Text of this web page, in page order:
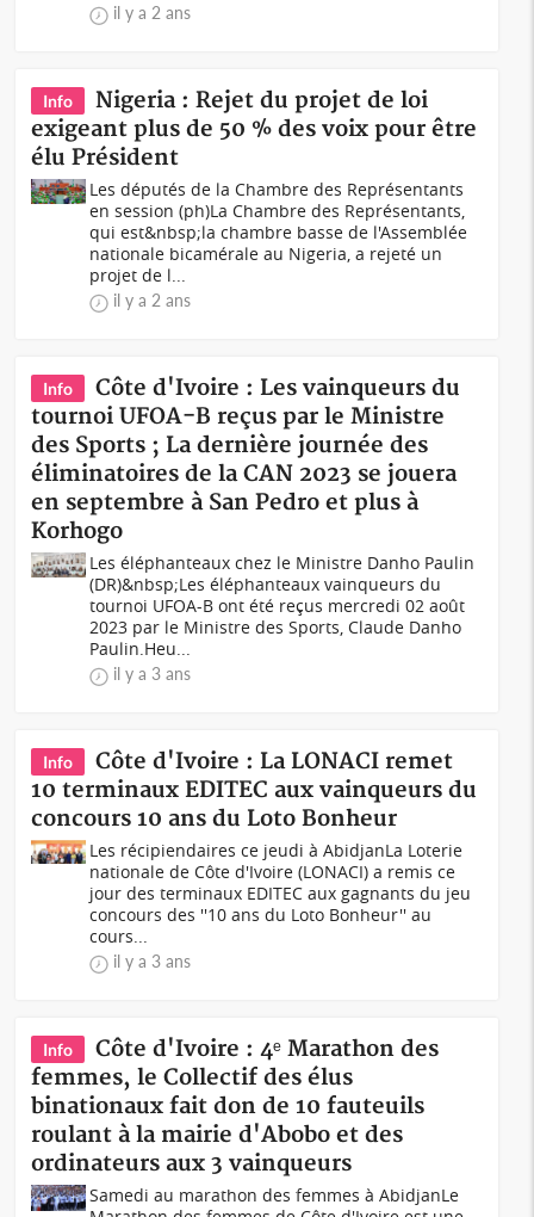
il y a 2 ans
Info
Nigeria : Rejet du projet de loi
exigeant plus de 50 % des voix pour être
élu Président
Les députés de la Chambre des Représentants
en session (ph)La Chambre des Représentants,
qui est&nbsp;la chambre basse de l'Assemblée
nationale bicamérale au Nigeria, a rejeté un
projet de l...
il y a 2 ans
Info
Côte d'Ivoire : Les vainqueurs du
tournoi UFOA-B reçus par le Ministre
des Sports ; La dernière journée des
éliminatoires de la CAN 2023 se jouera
en septembre à San Pedro et plus à
Korhogo
Les éléphanteaux chez le Ministre Danho Paulin
(DR)&nbsp;Les éléphanteaux vainqueurs du
tournoi UFOA-B ont été reçus mercredi 02 août
2023 par le Ministre des Sports, Claude Danho
Paulin.Heu...
il y a 3 ans
Info
Côte d'Ivoire : La LONACI remet
10 terminaux EDITEC aux vainqueurs du
concours 10 ans du Loto Bonheur
Les récipiendaires ce jeudi à AbidjanLa Loterie
nationale de Côte d'Ivoire (LONACI) a remis ce
jour des terminaux EDITEC aux gagnants du jeu
concours des ''10 ans du Loto Bonheur'' au
cours...
il y a 3 ans
Info
Côte d'Ivoire : 4ᵉ Marathon des
femmes, le Collectif des élus
binationaux fait don de 10 fauteuils
roulant à la mairie d'Abobo et des
ordinateurs aux 3 vainqueurs
Samedi au marathon des femmes à AbidjanLe